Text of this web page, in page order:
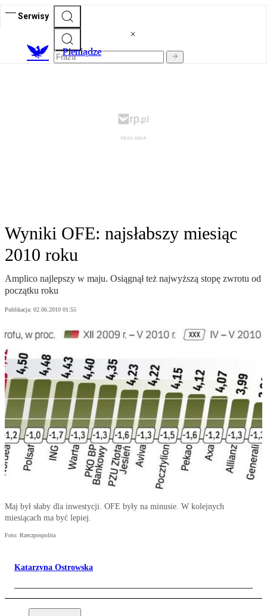
Serwisy
Pieniądze
Wyniki OFE: najsłabszy miesiąc
2010 roku
Amplico najlepszy w maju. Osiągnął też najwyższą stopę zwrotu od
początku roku
Publikacja: 02.06.2010 01:55
Maj był słaby dla inwestycji. OFE były na minusie. W kolejnych
miesiącach ma być lepiej.
Foto: Rzeczpospolita
Katarzyna Ostrowska